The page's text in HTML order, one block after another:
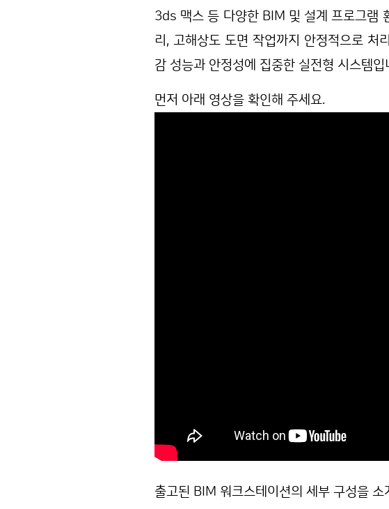
3ds 맥스 등 다양한 BIM 및 설계 프로그램
리, 고해상도 도면 작업까지 안정적으로 처
감 성능과 안정성에 집중한 실전형 시스템입
먼저 아래 영상을 확인해 주세요.
출고된 BIM 워크스테이션의 세부 구성을 소